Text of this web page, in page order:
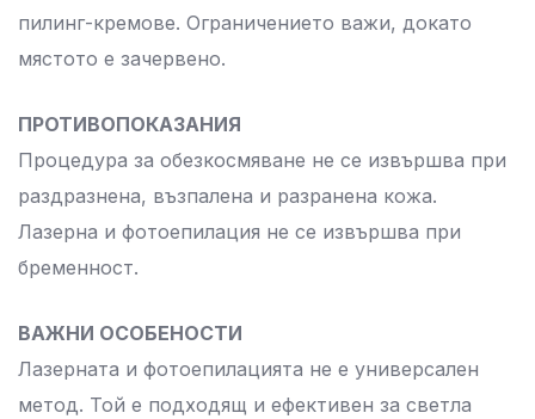
пилинг-кремове. Ограничението важи, докато
мястото е зачервено.
ПРОТИВОПОКАЗАНИЯ
Процедура за обезкосмяване не се извършва при
раздразнена, възпалена и разранена кожа.
Лазерна и фотоепилация не се извършва при
бременност.
ВАЖНИ ОСОБЕНОСТИ
Лазерната и фотоепилацията не е универсален
метод. Той е подходящ и ефективен за светла